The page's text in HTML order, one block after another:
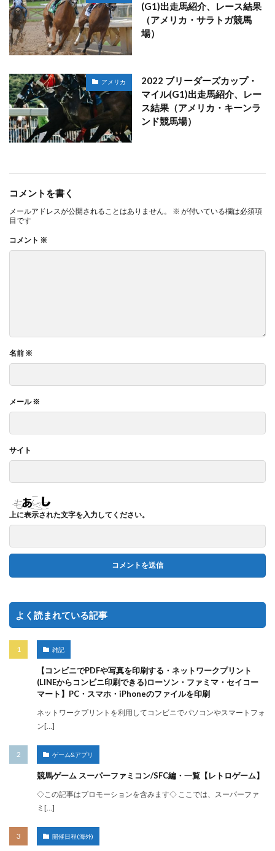
(G1)出走馬紹介、レース結果
（アメリカ・サラトガ競馬
場）
アメリカ
2022 ブリーダーズカップ・
マイル(G1)出走馬紹介、レー
ス結果（アメリカ・キーンラ
ンド競馬場）
コメントを書く
メールアドレスが公開されることはありません。 ※ が付いている欄は必須項
目です
コメント ※
名前 ※
メール※
サイト
上に表示された文字を入力してください。
よく読まれている記事
雑記
【コンビニでPDFや写真を印刷する・ネットワークプリント
(LINEからコンビニ印刷できる)ローソン・ファミマ・セイコー
マート】PC・スマホ・iPhoneのファイルを印刷
ネットワークプリントを利用してコンビニでパソコンやスマートフォ
ン[…]
ゲーム&アプリ
競馬ゲーム スーパーファミコン/SFC編・一覧【レトロゲーム】
◇この記事はプロモーションを含みます◇ ここでは、スーパーファ
ミ[…]
開催日程(海外)